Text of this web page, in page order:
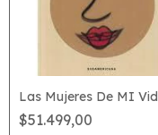
Las Mujeres De MI
$51.499,00